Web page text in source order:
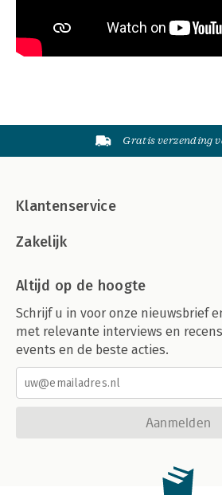
Gratis verzending
Klantenservice
Zakelijk
Altijd op de hoogte
Schrijf u in voor onze nieuwsbrief
met relevante interviews en
events en de beste acties.
Aanmelden